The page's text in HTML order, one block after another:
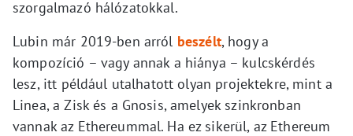
szorgalmazó hálózatokkal.
Lubin már 2019-ben arról beszélt, hogy a
kompozíció – vagy annak a hiánya – kulcskérdés
lesz, itt például utalhatott olyan projektekre, mint a
Linea, a Zisk és a Gnosis, amelyek szinkronban
vannak az Ethereummal. Ha ez sikerül, az Ethereum